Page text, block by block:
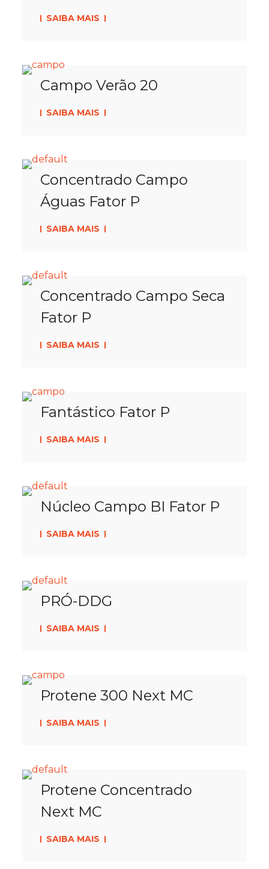
SAIBA MAIS
Campo Verão 20
SAIBA MAIS
Concentrado Campo
Águas Fator P
SAIBA MAIS
Concentrado Campo Seca
Fator P
SAIBA MAIS
Fantástico Fator P
SAIBA MAIS
Núcleo Campo BI Fator P
SAIBA MAIS
PRÓ-DDG
SAIBA MAIS
Protene 300 Next MC
SAIBA MAIS
Protene Concentrado
Next MC
SAIBA MAIS